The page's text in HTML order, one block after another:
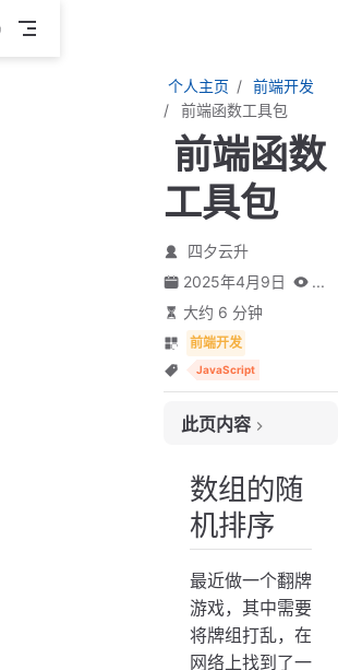
个人主页
前端开发
前端函数工具包
前端函数
工具包
四夕云升
2025年4月9日
...
大约 6 分钟
前端开发
JavaScript
此页内容
滚动跳转至锚点
数组函数
使用 jsencrypt 进行 RSA 加密
防抖
TS 代码转 JS 代码
数组的随
机排序
最近做一个翻牌
游戏，其中需要
将牌组打乱，在
网络上找到了一